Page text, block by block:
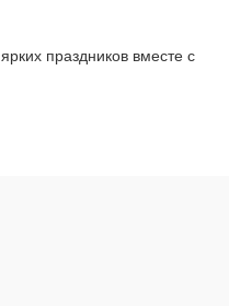
праздников вместе с